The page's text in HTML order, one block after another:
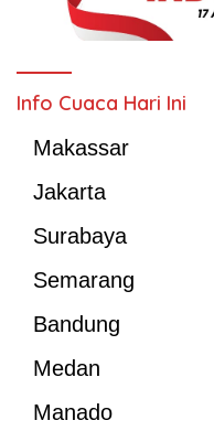
Info Cuaca Hari Ini
Makassar
Jakarta
Surabaya
Semarang
Bandung
Medan
Manado